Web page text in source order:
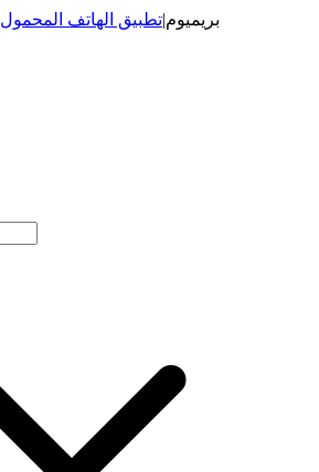
بريميوم|تطبيق الهاتف المحمول